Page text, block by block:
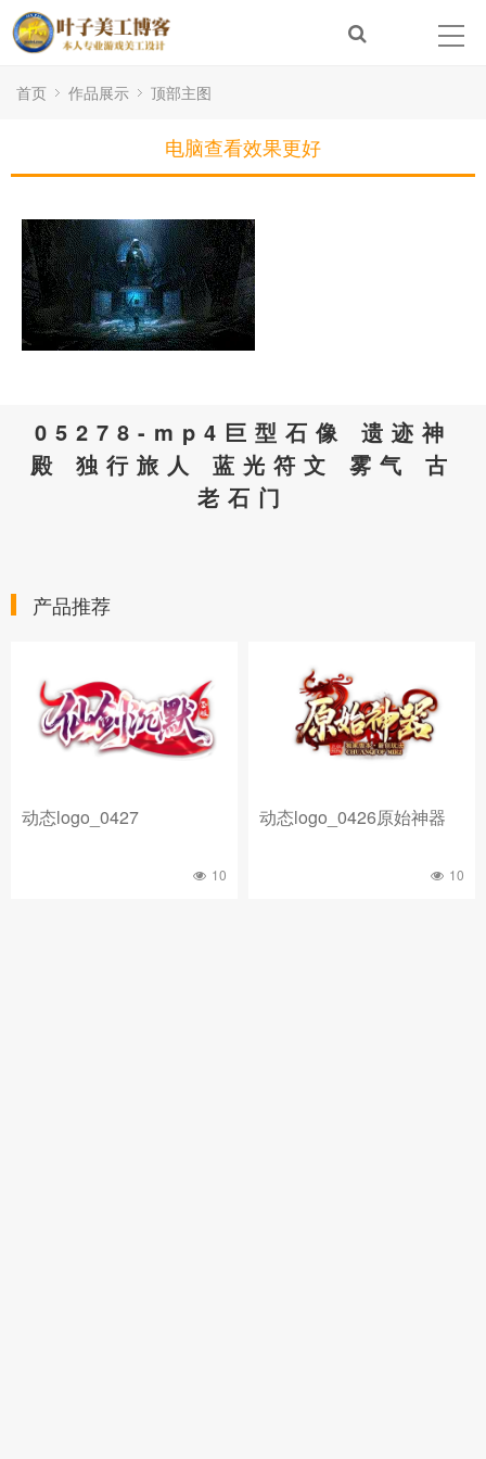
首页 作品展示 顶部主图
电脑查看效果更好
05278-mp4巨型石像 遗迹神
殿 独行旅人 蓝光符文 雾气 古
老石门
产品推荐
动态logo_0427
10
动态logo_0426原始神器
10